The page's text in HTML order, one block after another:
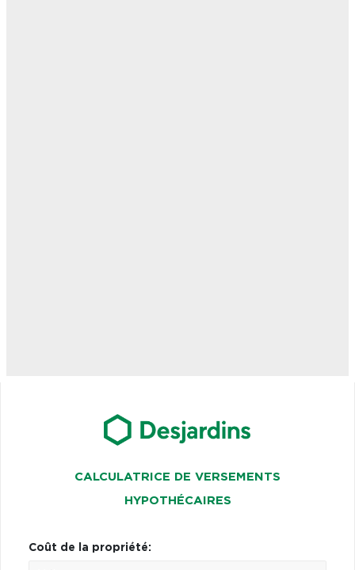
CALCULATRICE DE VERSEMENTS
HYPOTHÉCAIRES
Coût de la propriété: